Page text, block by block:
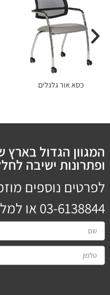
כסא אור גלגלים
המגוון הגדול
ופתרונות ישיבה
לפרטים נוספים
03-6138844 או